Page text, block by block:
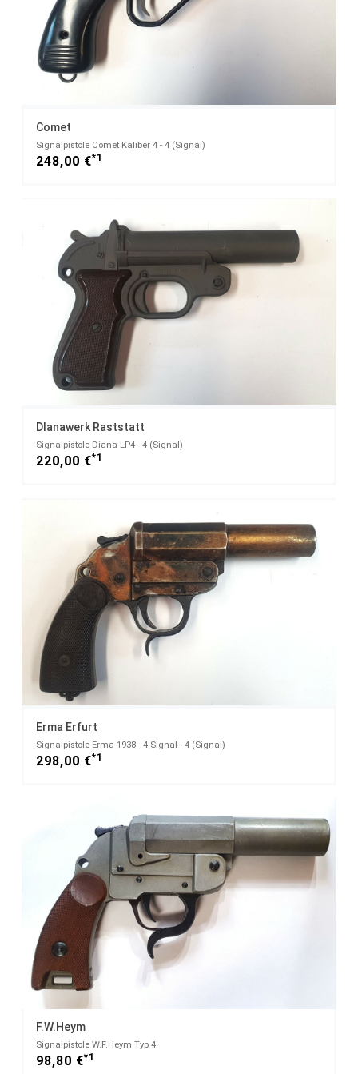
Comet
Signalpistole Comet Kaliber 4 - 4 (Signal)
248,00 €*1
DIanawerk Raststatt
Signalpistole Diana LP4 - 4 (Signal)
220,00 €*1
Erma Erfurt
Signalpistole Erma 1938 - 4 Signal - 4 (Signal)
298,00 €*1
F.W.Heym
Signalpistole W.F.Heym Typ 4
98,80 €*1